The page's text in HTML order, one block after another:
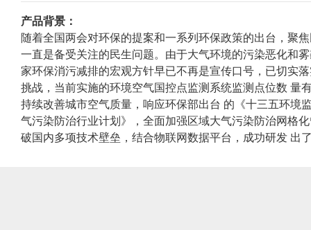
产品背景：
随着全国两会对环保的提案和一系列环保政策的出台，聚
一直是备受关注的民生问题。由于大气环境的污染恶化和
家环保消污减排的宏观方针早已不再是宣传口号，已切实
挑战，当前实施的环境空气国控点监测系统监测点位数 量
持续改善城市空气质量，响应环保部出台 的《十三五环境
气污染防治行业计划》，全面加强区域大气污染防治网格
破国内多项技术壁垒，结合物联网数据平台，成功研发 出